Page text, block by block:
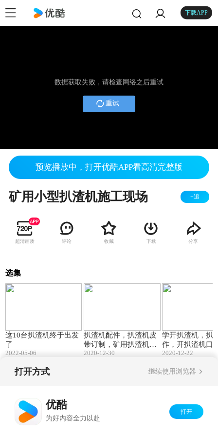
下载APP
数据获取失败，请检查网络之后重试
重试
预览播放中，打开优酷APP看高清完整版
矿用小型扒渣机施工现场 +追
超清画质 评论 收藏 下载 分享
选集
这10台扒渣机终于出发
了
2022-05-06
扒渣机配件，扒渣机皮
带订制，矿用扒渣机生
产厂家出品，轮式皮带
2020-12-30
学开扒渣机，扒
作，开扒渣机口
用扒渣机厂家专
2020-12-22
打开方式 继续使用浏览器
优酷
为好内容全力以赴
打开